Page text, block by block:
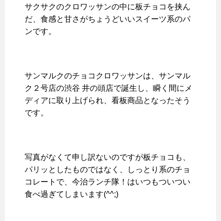
サクサクのクロワッサンの中に板チョコを挟ん
だ、食感と甘さがちょうどいいスイーツ系のパ
ンです。
サンマルクのチョコクロワッサンは、サンマル
ク２号店の渋谷 井の頭店で誕生し、瞬く間にメ
ディアに取り上げられ、看板商品となったそう
です。
写真がなくて申し訳ないのですが板チョコも、
パリッとしたものではなく、しっとり系のチョ
コレートで、今治ランチ隊！はいつもついつい
食べ過ぎてしまいます(^^;)